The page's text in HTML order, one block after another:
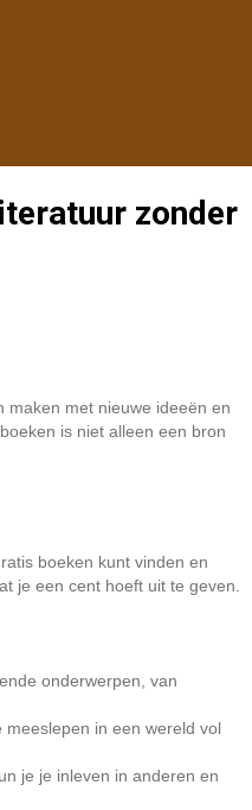
zonder
maken met nieuwe ideeën en
is niet alleen een bron
boeken kunt vinden en
je een cent hoeft uit te geven.
onderwerpen, van
in een wereld vol
je je inleven in anderen en